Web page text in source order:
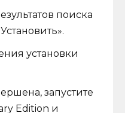
поиска
установки
запустите
Edition и